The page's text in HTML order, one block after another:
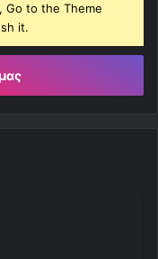
Go to the Theme
it.